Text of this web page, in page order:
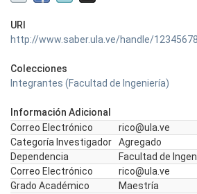
URI
http://www.saber.ula.ve/handle/
Colecciones
Integrantes (Facultad de Ingeniería)
Información Adicional
Correo Electrónico
rico@ula.ve
Categoría Investigador
Agregado
Dependencia
Facultad de
Correo Electrónico
rico@ula.ve
Grado Académico
Maestría